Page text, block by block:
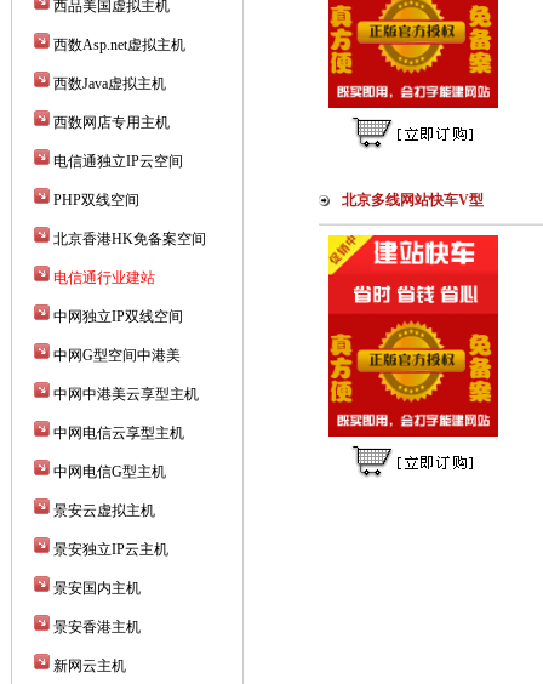
西品美国虚拟主机
西数Asp.net虚拟主机
西数Java虚拟主机
西数网店专用主机
电信通独立IP云空间
PHP双线空间
北京香港HK免备案空间
电信通行业建站
中网独立IP双线空间
中网G型空间中港美
中网中港美云享型主机
中网电信云享型主机
中网电信G型主机
景安云虚拟主机
景安独立IP云主机
景安国内主机
景安香港主机
新网云主机
北京多线网站快车V型